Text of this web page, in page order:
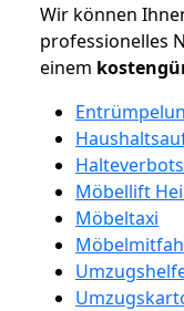
Wir können
professionelles
einem
Möbellift
Möbeltaxi